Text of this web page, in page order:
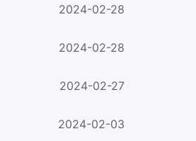
2024-02-28
2024-02-28
2024-02-27
2024-02-03